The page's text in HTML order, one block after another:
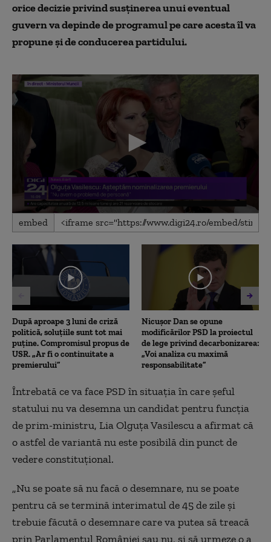
orice decizie privind susținerea unui eventual
guvern va depinde de programul pe care acesta îl va
propune și de conducerea partidului.
0
seconds
1
minute,
seconds
embed
După aproape 3 luni de criză
politică, soluțiile sunt tot mai
puține. Compromisul propus de
USR. „Ar fi o continuitate a
premierului”
Nicușor Dan se opune
modificărilor PSD la proiectul
de lege privind decarbonizarea:
„Voi analiza cu maximă
responsabilitate”
Întrebată ce va face PSD în situația în care șeful
statului nu va desemna un candidat pentru funcția
de prim-ministru, Lia Olguța Vasilescu a afirmat că
o astfel de variantă nu este posibilă din punct de
vedere constituțional.
„Nu se poate să nu facă o desemnare, nu se poate
pentru că se termină interimatul de 45 de zile și
trebuie făcută o desemnare care va putea să treacă
prin Parlamentul României sau nu, și să urmeze o a